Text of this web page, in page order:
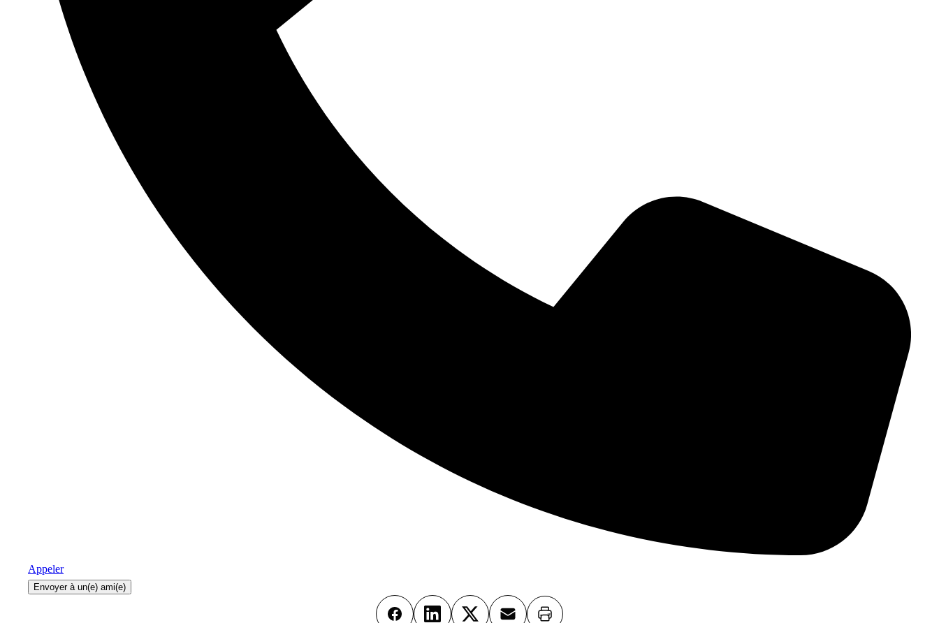
Appeler
Envoyer à un(e) ami(e)
Imprimer